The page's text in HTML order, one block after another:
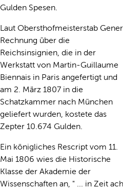
Gulden Spesen.
Laut Obersthofmeisterstab
Rechnung über die
Reichsinsignien, die in der
Werkstatt von Martin-Guillaume
Biennais in Paris angefertigt und
am 2. März 1807 in die
Schatzkammer nach München
geliefert wurden, kostete das
Zepter 10.674 Gulden.
Ein königliches Rescript vom 11.
Mai 1806 wies die Historische
Klasse der Akademie der
Wissenschaften an, " ... in Zeit